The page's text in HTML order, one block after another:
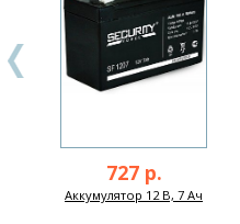
727 р.
Аккумулятор 12 В, 7 Ач